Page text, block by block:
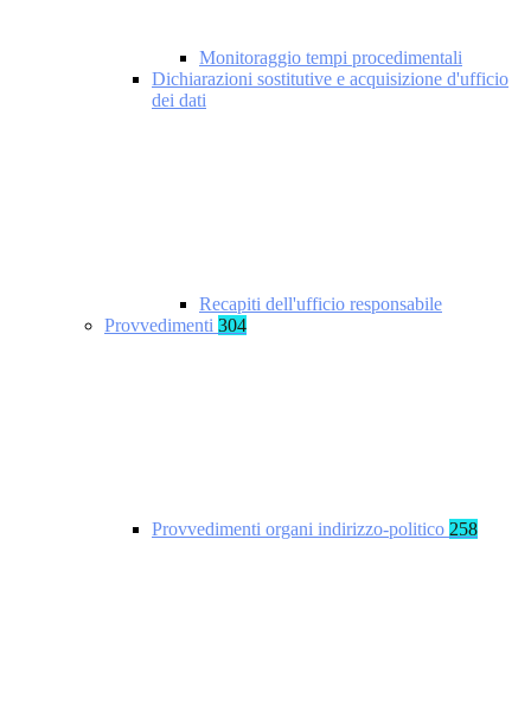
Monitoraggio tempi procedimentali
Dichiarazioni sostitutive e acquisizione d'ufficio
dei dati
Recapiti dell'ufficio responsabile
Provvedimenti 304
Provvedimenti organi indirizzo-politico 258